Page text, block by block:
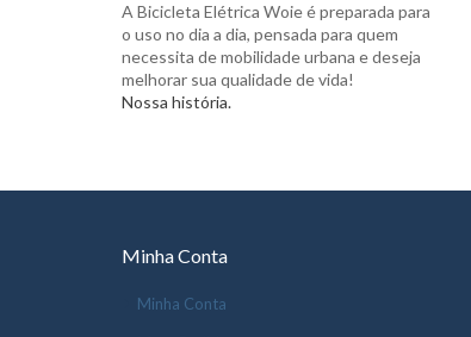
A Bicicleta Elétrica Woie é preparada para
o uso no dia a dia, pensada para quem
necessita de mobilidade urbana e deseja
melhorar sua qualidade de vida!
Nossa história.
Minha Conta
Minha Conta